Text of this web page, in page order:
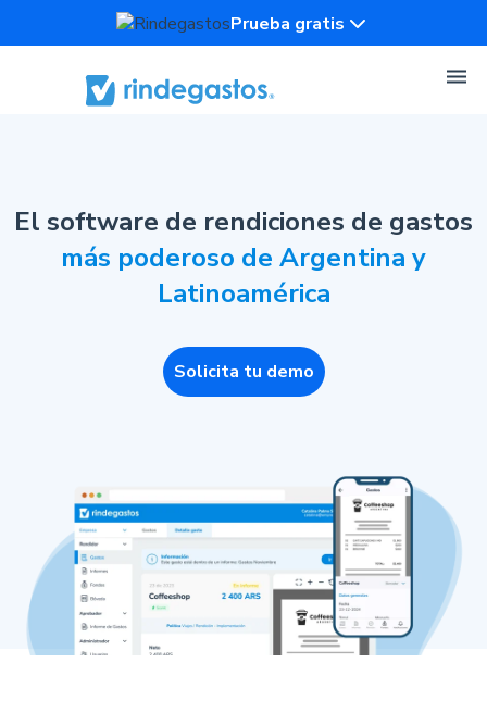
Prueba gratis
El software de rendiciones de gastos
más poderoso de Argentina y
Latinoamérica
Solicita tu demo